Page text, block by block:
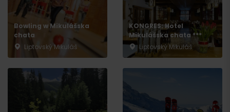
Bowling w Mikulášska
chata
Liptovský Mikuláš
KONGRES: Hotel
Mikulášska chata ***
Liptovský Mikuláš
Wyjazd